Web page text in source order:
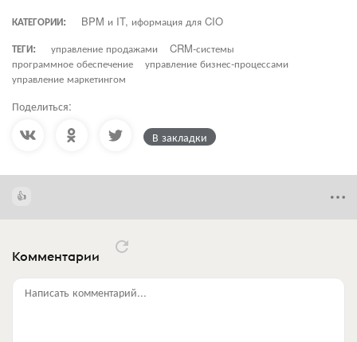
КАТЕГОРИИ:
BPM и IT, иформация для CIO
ТЕГИ:
управление продажами
CRM-системы
программное обеспечение
управление бизнес-процессами
управление маркетингом
Поделиться:
В закладки
Комментарии
Написать комментарий...